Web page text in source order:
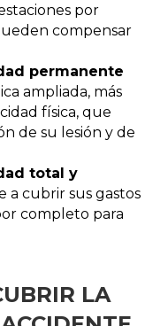
por
compensar
permanente
ampliada, más
física, que
de su lesión y de
total y
a cubrir sus gastos
completo para
LA